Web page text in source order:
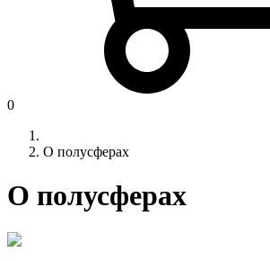
0
О полусферах
О полусферах